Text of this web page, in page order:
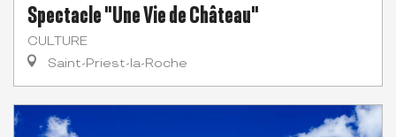
Spectacle "Une Vie de Château"
CULTURE
Saint-Priest-la-Roche